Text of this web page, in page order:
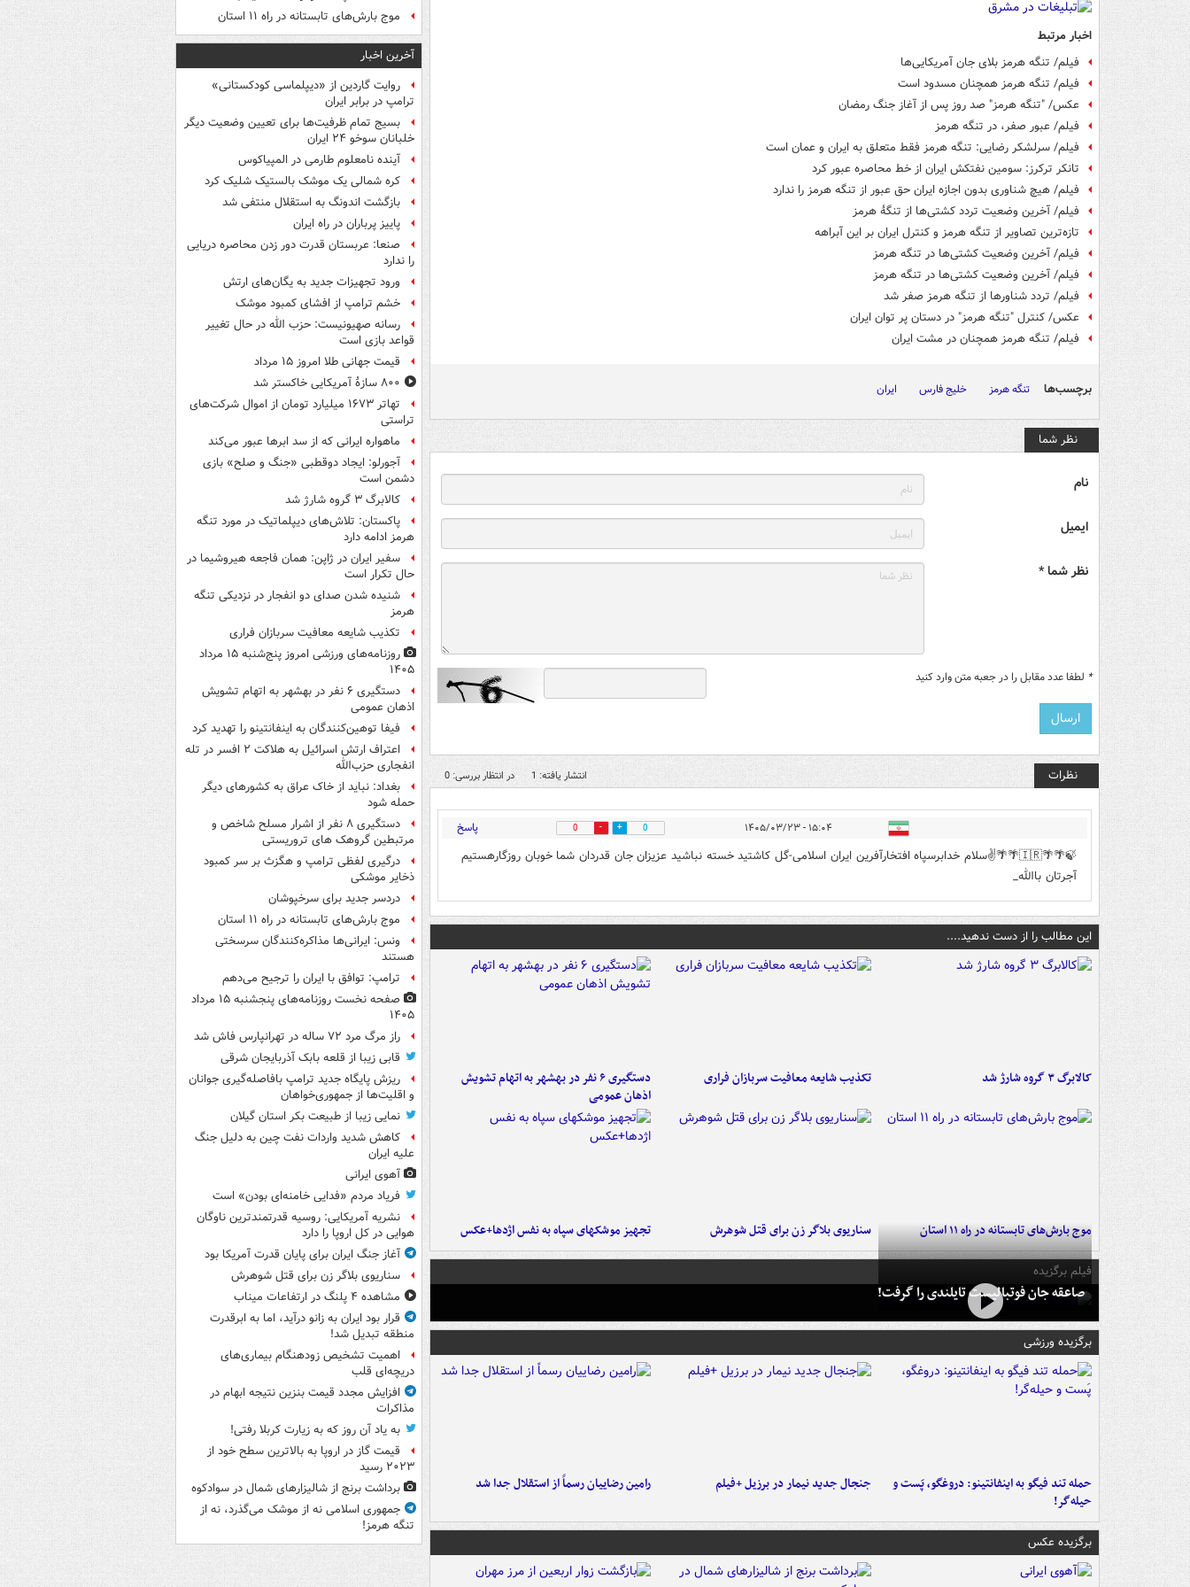
اخبار مرتبط
فیلم/ تنگه هرمز بلای جان آمریکایی‌ها
فیلم/ تنگه هرمز همچنان مسدود است
عکس/ "تنگه هرمز" صد روز پس از آغاز جنگ رمضان
فیلم/ عبور صفر، در تنگه هرمز
فیلم/ سرلشکر رضایی: تنگه هرمز فقط متعلق به ایران و عمان است
تانکر ترکرز: سومین نفتکش ایران از خط محاصره عبور کرد
فیلم/ هیچ شناوری بدون اجازه ایران حق عبور از تنگه هرمز را ندارد
فیلم/ آخرین وضعیت تردد کشتی‌ها از تنگهٔ هرمز
تازه‌ترین تصاویر از تنگه هرمز و کنترل ایران بر این آبراهه
فیلم/ آخرین وضعیت کشتی‌ها در تنگه هرمز
فیلم/ آخرین وضعیت کشتی‌ها در تنگه هرمز
فیلم/ تردد شناورها از تنگه هرمز صفر شد
عکس/ کنترل "تنگه هرمز" در دستان پر توان ایران
فیلم/ تنگه هرمز همچنان در مشت ایران
برچسب‌ها تنگه هرمز خلیج فارس ایران
نظر شما
نام
ایمیل
نظر شما *
* لطفا عدد مقابل را در جعبه متن وارد کنید
نظرات انتشار یافته: 1 در انتظار بررسی: 0
۱۵:۰۴ - ۱۴۰۵/۰۳/۲۳ 0
0 پاسخ
🍃🌴🌴🇮🇷🌴🌴✌️سلام خدابرسپاه افتخارآفرین ایران اسلامی-گل کاشتید خسته نباشید عزیزان جان قدردان شما خوبان روزگارهستیم
آجرتان باالله_
این مطالب را از دست ندهید....
کالابرگ ۳ گروه شارژ شد تکذیب شایعه معافیت سربازان فراری
دستگیری ۶ نفر در بهشهر به اتهام تشویش
اذهان عمومی
موج بارش‌های تابستانه در راه ۱۱ استان سناریوی بلاگر زن برای قتل شوهرش تجهیز موشکهای سپاه به نفس اژدها+عکس
فیلم برگزیده
صاعقه جان فوتبالیست تایلندی را گرفت!
برگزیده ورزشی
حمله تند فیگو به اینفانتینو: دروغگو، پَست‌ و
حیله‌گر!
جنجال جدید نیمار در برزیل +فیلم رامین رضاییان رسماً از استقلال جدا شد
برگزیده عکس
موج بارش‌های تابستانه در راه ۱۱ استان
آخرین اخبار
روایت گاردین از «دیپلماسی کودکستانی»
ترامپ در برابر ایران
بسیج تمام ظرفیت‌ها برای تعیین وضعیت دیگر
خلبانان سوخو ۲۴ ایران
آینده نامعلوم طارمی در المپیاکوس
کره شمالی یک موشک بالستیک شلیک کرد
بازگشت اندونگ به استقلال منتفی شد
پاییز پرباران در راه ایران
صنعا: عربستان قدرت دور زدن محاصره دریایی
را ندارد
ورود تجهیزات جدید به یگان‌های ارتش
خشم ترامپ از افشای کمبود موشک
رسانه صهیونیست: حزب الله در حال تغییر
قواعد بازی است
قیمت جهانی طلا امروز ۱۵ مرداد
۸۰۰ سازۀ آمریکایی خاکستر شد
تهاتر ۱۶۷۳ میلیارد تومان از اموال شرکت‌های
تراستی
ماهواره ایرانی که از سد ابرها عبور می‌کند
آجورلو: ایجاد دوقطبی «جنگ و صلح‌» بازی
دشمن است
کالابرگ ۳ گروه شارژ شد
پاکستان: تلاش‌های دیپلماتیک در مورد تنگه
هرمز ادامه دارد
سفیر ایران در ژاپن: همان فاجعه هیروشیما در
حال تکرار است
شنیده شدن صدای دو انفجار در نزدیکی تنگه
هرمز
تکذیب شایعه معافیت سربازان فراری
روزنامه‌های ورزشی امروز پنج‌شنبه ۱۵ مرداد
۱۴۰۵
دستگیری ۶ نفر در بهشهر به اتهام تشویش
اذهان عمومی
فیفا توهین‌کنندگان به اینفانتینو را تهدید کرد
اعتراف ارتش اسرائیل به هلاکت ۲ افسر در تله
انفجاری حزب‌الله
بغداد: نباید از خاک عراق به کشورهای دیگر
حمله شود
دستگیری ۸ نفر از اشرار مسلح شاخص و
مرتبطین گروهک های تروریستی
درگیری لفظی ترامپ و هگزث بر سر کمبود
ذخایر موشکی
دردسر جدید برای سرخپوشان
موج بارش‌های تابستانه در راه ۱۱ استان
ونس: ایرانی‌ها مذاکره‌کنندگان سرسختی
هستند
ترامپ: توافق با ایران را ترجیح می‌دهم
صفحه نخست روزنامه‌های پنجشنبه ۱۵ مرداد
۱۴۰۵
راز مرگ مرد ۷۲ ساله در تهرانپارس فاش شد
قابی زیبا از قلعه بابک آذربایجان شرقی
ریزش پایگاه جدید ترامپ بافاصله‌گیری جوانان
و اقلیت‌ها از جمهوری‌خواهان
نمایی زیبا از طبیعت بکر استان گیلان
کاهش شدید واردات نفت چین به دلیل جنگ
علیه ایران
آهوی ایرانی
فریاد مردم «فدایی خامنه‌ای بودن» است
نشریه آمریکایی: روسیه قدرتمندترین ناوگان
هوایی در کل اروپا را دارد
آغاز جنگ ایران برای پایان قدرت آمریکا بود
سناریوی بلاگر زن برای قتل شوهرش
مشاهده ۴ پلنگ در ارتفاعات میناب
قرار بود ایران به زانو درآید، اما به ابرقدرت
منطقه تبدیل شد!
اهمیت تشخیص زودهنگام بیماری‌های
دریچه‌ای قلب
افزایش مجدد قیمت بنزین نتیجه ابهام در
مذاکرات
به یاد آن روز که به زیارت کربلا رفتی!
قیمت گاز در اروپا به بالاترین سطح خود از
۲۰۲۳ رسید
برداشت برنج از شالیزارهای شمال در سوادکوه
جمهوری اسلامی نه از موشک می‌گذرد، نه از
تنگه هرمز!